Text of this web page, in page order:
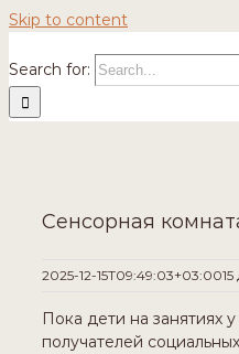
Skip to content
Search for:
Сенсорная
2025-12-15T09:49:03+03:00
Пока дети на занятиях
получателей